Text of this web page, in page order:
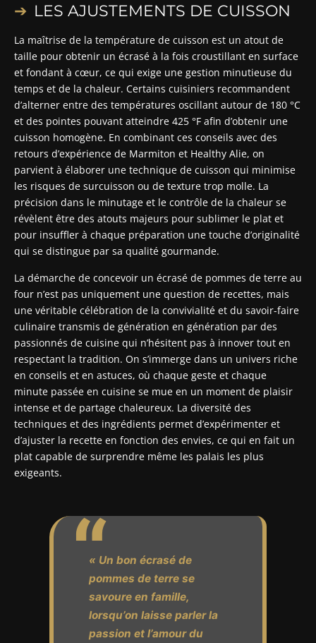
LES AJUSTEMENTS DE CUISSON
La maîtrise de la température de cuisson est un atout de
taille pour obtenir un écrasé à la fois croustillant en surface
et fondant à cœur, ce qui exige une gestion minutieuse du
temps et de la chaleur. Certains cuisiniers recommandent
d’alterner entre des températures oscillant autour de 180 °C
et des pointes pouvant atteindre 425 °F afin d’obtenir une
cuisson homogène. En combinant ces conseils avec des
retours d’expérience de Marmiton et Healthy Alie, on
parvient à élaborer une technique de cuisson qui minimise
les risques de surcuisson ou de texture trop molle. La
précision dans le minutage et le contrôle de la chaleur se
révèlent être des atouts majeurs pour sublimer le plat et
pour insuffler à chaque préparation une touche d’originalité
qui se distingue par sa qualité gourmande.
La démarche de concevoir un écrasé de pommes de terre au
four n’est pas uniquement une question de recettes, mais
une véritable célébration de la convivialité et du savoir-faire
culinaire transmis de génération en génération par des
passionnés de cuisine qui n’hésitent pas à innover tout en
respectant la tradition. On s’immerge dans un univers riche
en conseils et en astuces, où chaque geste et chaque
minute passée en cuisine se mue en un moment de plaisir
intense et de partage chaleureux. La diversité des
techniques et des ingrédients permet d’expérimenter et
d’ajuster la recette en fonction des envies, ce qui en fait un
plat capable de surprendre même les palais les plus
exigeants.
« Un bon écrasé de
pommes de terre se
savoure en famille,
lorsqu’on laisse parler la
passion et l’amour du